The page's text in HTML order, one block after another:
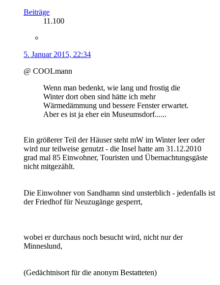
Beiträge
11.100
5. Januar 2015, 22:34
@ COOLmann
Wenn man bedenkt, wie lang und frostig die
Winter dort oben sind hätte ich mehr
Wärmedämmung und bessere Fenster erwartet.
Aber es ist ja eher ein Museumsdorf......
Ein größerer Teil der Häuser steht mW im Winter leer oder
wird nur teilweise genutzt - die Insel hatte am 31.12.2010
grad mal 85 Einwohner, Touristen und Übernachtungsgäste
nicht mitgezählt.
Die Einwohner von Sandhamn sind unsterblich - jedenfalls ist
der Friedhof für Neuzugänge gesperrt,
wobei er durchaus noch besucht wird, nicht nur der
Minneslund,
(Gedächtnisort für die anonym Bestatteten)